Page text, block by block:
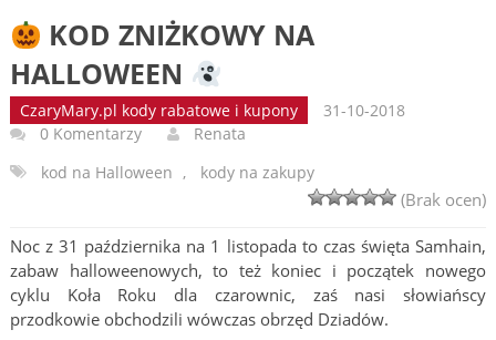
KOD ZNIŻKOWY NA
HALLOWEEN
CzaryMary.pl kody rabatowe i kupony
31-10-2018
0 Komentarzy
Renata
kod na Halloween , kody na zakupy
(Brak ocen)
Noc z 31 października na 1 listopada to czas święta Samhain,
zabaw halloweenowych, to też koniec i początek nowego
cyklu Koła Roku dla czarownic, zaś nasi słowiańscy
przodkowie obchodzili wówczas obrzęd Dziadów.